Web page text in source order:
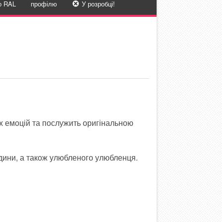
RAL профілю У розробці!
емоцій та послужить оригінальною
а також улюбленого улюбленця.